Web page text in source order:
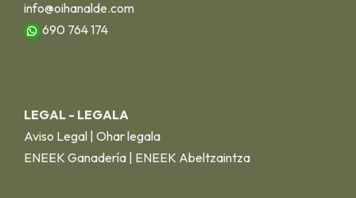
info@oihanalde.com
690 764 174
LEGAL - LEGALA
Aviso Legal | Ohar legala
ENEEK Ganadería | ENEEK Abeltzaintza